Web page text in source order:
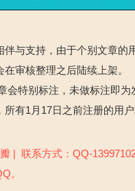
伴与支持，由于个别文章的
审核整理之后陆续上架。
会特别标注，未做标注即为
所有1月17日之前注册的用
| 联系方式：QQ-
。